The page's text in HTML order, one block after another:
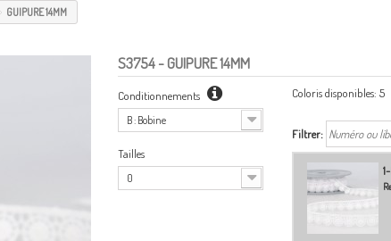
GUIPURE 14MM
S3754- GUIPURE 14MM
Conditionnements
B : Bobine
Tailles
0
Coloris disponibles: 5
Filtrer: